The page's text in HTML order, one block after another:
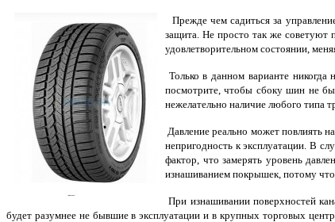
Прежде чем садиться за
защита. Не просто так же советуют
удовлетворительном состоянии,
Только в данном варианте
посмотрите, чтобы сбоку шин не
нежелательно наличие любого типа
Давление реально может повлиять
непригодность к эксплуатации. В
фактор, что замерять уровень
изнашиванием покрышек, потому что
При изнашивании поверхностей
будет разумнее не бывшие в эксплуатации и в крупных торговых